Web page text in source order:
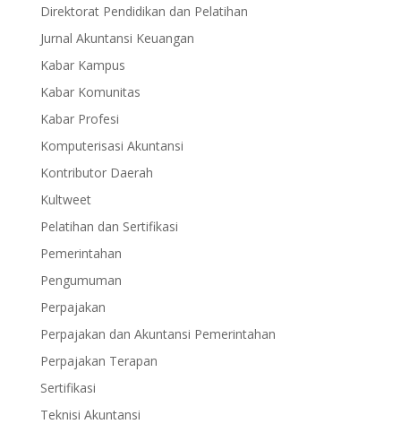
Direktorat Pendidikan dan Pelatihan
Jurnal Akuntansi Keuangan
Kabar Kampus
Kabar Komunitas
Kabar Profesi
Komputerisasi Akuntansi
Kontributor Daerah
Kultweet
Pelatihan dan Sertifikasi
Pemerintahan
Pengumuman
Perpajakan
Perpajakan dan Akuntansi Pemerintahan
Perpajakan Terapan
Sertifikasi
Teknisi Akuntansi